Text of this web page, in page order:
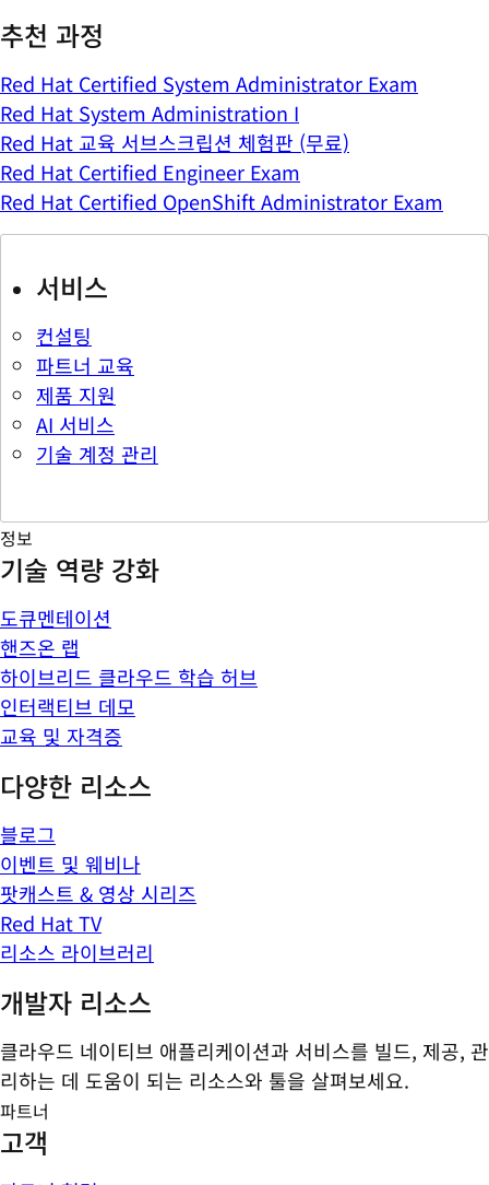
추천 과정
Red Hat Certified System Administrator Exam
Red Hat System Administration I
Red Hat 교육 서브스크립션 체험판 (무료)
Red Hat Certified Engineer Exam
Red Hat Certified OpenShift Administrator Exam
서비스
컨설팅
파트너 교육
제품 지원
AI 서비스
기술 계정 관리
정보
기술 역량 강화
도큐멘테이션
핸즈온 랩
하이브리드 클라우드 학습 허브
인터랙티브 데모
교육 및 자격증
다양한 리소스
블로그
이벤트 및 웨비나
팟캐스트 & 영상 시리즈
Red Hat TV
리소스 라이브러리
개발자 리소스
클라우드 네이티브 애플리케이션과 서비스를 빌드, 제공, 관
리하는 데 도움이 되는 리소스와 툴을 살펴보세요.
파트너
고객